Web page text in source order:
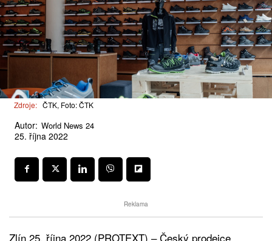
Zdroje: ČTK, Foto: ČTK
Autor: World News 24
25. října 2022
Reklama
Zlín 25. října 2022 (PROTEXT) – Český prodejce